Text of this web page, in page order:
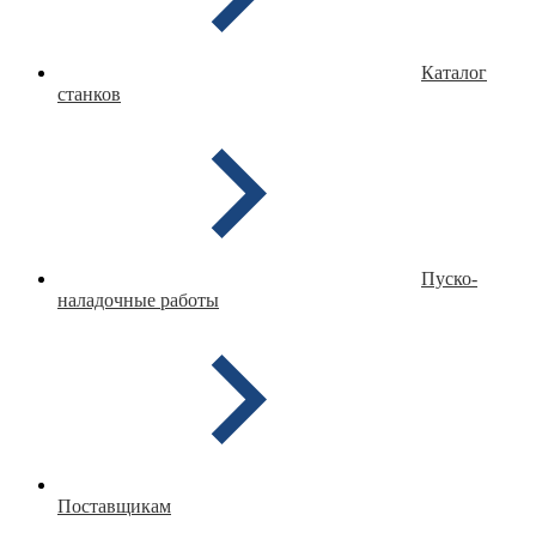
Каталог
станков
Пуско-
наладочные работы
Поставщикам